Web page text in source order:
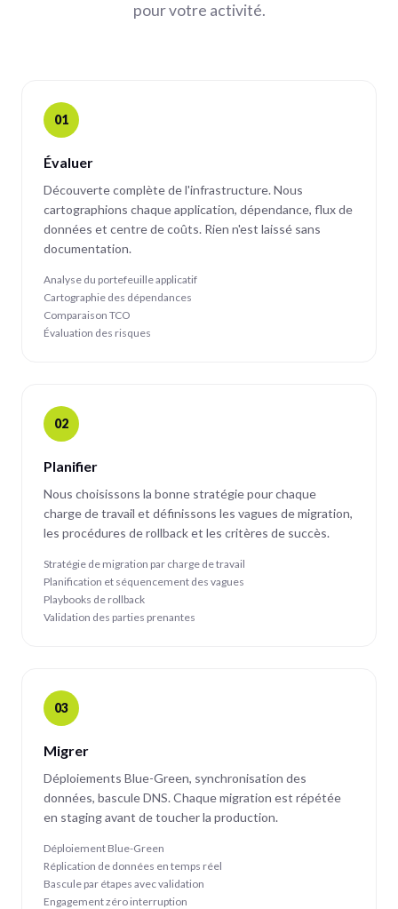
pour votre activité.
01
Évaluer
Découverte complète de l'infrastructure. Nous
cartographions chaque application, dépendance, flux de
données et centre de coûts. Rien n'est laissé sans
documentation.
Analyse du portefeuille applicatif
Cartographie des dépendances
Comparaison TCO
Évaluation des risques
02
Planifier
Nous choisissons la bonne stratégie pour chaque
charge de travail et définissons les vagues de migration,
les procédures de rollback et les critères de succès.
Stratégie de migration par charge de travail
Planification et séquencement des vagues
Playbooks de rollback
Validation des parties prenantes
03
Migrer
Déploiements Blue-Green, synchronisation des
données, bascule DNS. Chaque migration est répétée
en staging avant de toucher la production.
Déploiement Blue-Green
Réplication de données en temps réel
Bascule par étapes avec validation
Engagement zéro interruption